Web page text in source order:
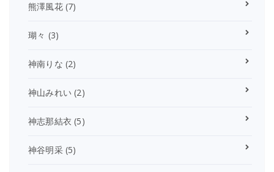
熊澤風花(7)
瑚々 (3)
神南りな (2)
神山みれい (2)
神志那結衣 (5)
神谷明采(5)